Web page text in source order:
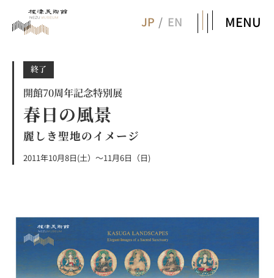
JP EN MENU
終了
開館70周年記念特別展
春日の風景
麗しき聖地のイメージ
2011年10月8日(土）～11月6日（日)